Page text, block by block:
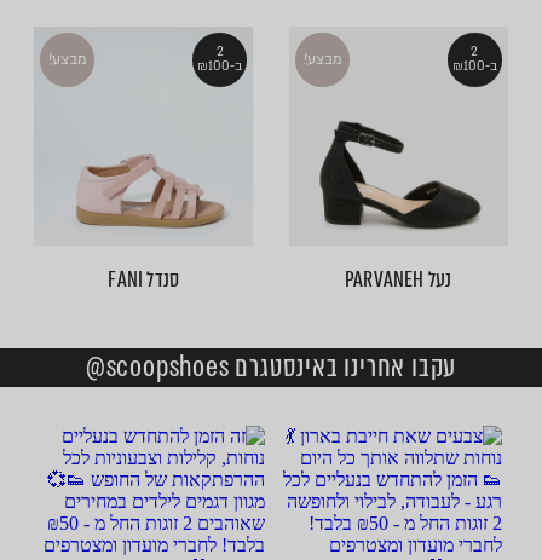
2
ב-₪100
מבצע!
נעל PARVANEH
2
ב-₪100
מבצע!
סנדל FANI
עקבו אחרינו באינסטגרם scoopshoes@